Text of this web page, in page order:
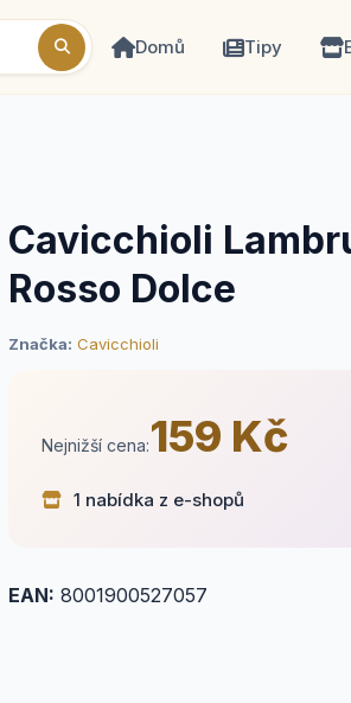
Domů Tipy
Cavicchioli
Rosso Dolce
Značka: Cavicchioli
Nejnižší cena:159 Kč
1 nabídka z e-shopů
EAN: 8001900527057